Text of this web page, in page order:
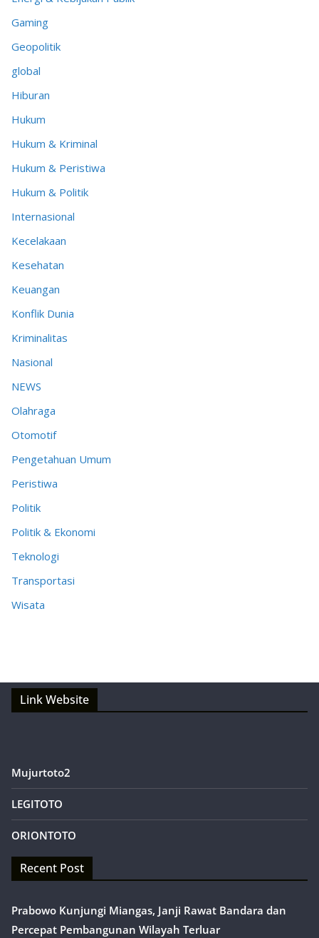
Gaming
Geopolitik
global
Hiburan
Hukum
Hukum & Kriminal
Hukum & Peristiwa
Hukum & Politik
Internasional
Kecelakaan
Kesehatan
Keuangan
Konflik Dunia
Kriminalitas
Nasional
NEWS
Olahraga
Otomotif
Pengetahuan Umum
Peristiwa
Politik
Politik & Ekonomi
Teknologi
Transportasi
Wisata
Link Website
Mujurtoto2
LEGITOTO
ORIONTOTO
Recent Post
Prabowo Kunjungi Miangas, Janji Rawat Bandara dan
Percepat Pembangunan Wilayah Terluar